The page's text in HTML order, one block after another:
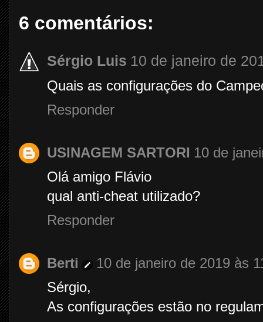
6 comentários:
Sérgio Luis 10 de janeiro de
Quais as configurações do
Responder
USINAGEM SARTORI 10 de
Olá amigo Flávio
qual anti-cheat utilizado?
Responder
Berti
10 de janeiro de 2019 às
Sérgio,
As configurações estão no